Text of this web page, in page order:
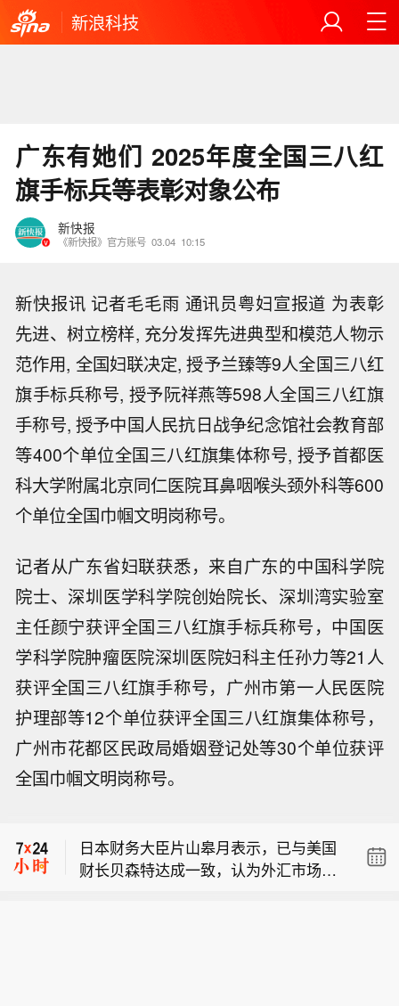
新浪科技
广东有她们 2025年度全国三八红
旗手标兵等表彰对象公布
新快报
《新快报》官方账号 03.04 10:15
新快报讯 记者毛毛雨 通讯员粤妇宣报道 为表彰
先进、树立榜样, 充分发挥先进典型和模范人物示
范作用, 全国妇联决定, 授予兰臻等9人全国三八红
旗手标兵称号, 授予阮祥燕等598人全国三八红旗
手称号, 授予中国人民抗日战争纪念馆社会教育部
等400个单位全国三八红旗集体称号, 授予首都医
科大学附属北京同仁医院耳鼻咽喉头颈外科等600
个单位全国巾帼文明岗称号。
记者从广东省妇联获悉，来自广东的中国科学院
院士、深圳医学科学院创始院长、深圳湾实验室
主任颜宁获评全国三八红旗手标兵称号，中国医
学科学院肿瘤医院深圳医院妇科主任孙力等21人
获评全国三八红旗手称号，广州市第一人民医院
护理部等12个单位获评全国三八红旗集体称号，
广州市花都区民政局婚姻登记处等30个单位获评
全国巾帼文明岗称号。
美元指数在就业数据公布后下跌，最新
下跌0.43%，报99.49点。
日本财务大臣片山皋月表示，已与美国
财长贝森特达成一致，认为外汇市场受